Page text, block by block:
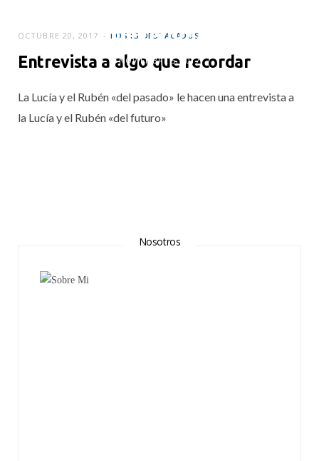
que recordar
NOVIEMBRE 5, 2017
POSTS DESTACADOS
OCTUBRE 20, 2017
Entrevista a algo que recordar
La Lucía y el Rubén «del pasado» le hacen una entrevista a
la Lucía y el Rubén «del futuro»
Nosotros